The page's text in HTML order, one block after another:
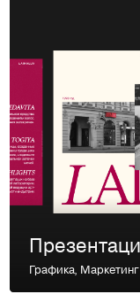
Графика, Маркетинг